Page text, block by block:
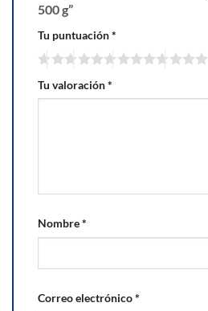
500 g”
Tu puntuación*
Tu valoración*
Nombre*
Correo electrónico*